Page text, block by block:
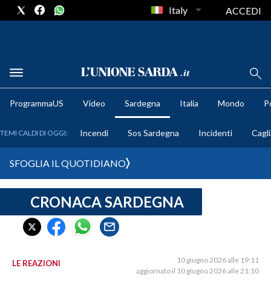
METEO
CRONACA SARDEGNA
CAGLIARI
SULCIS IGLESIENTE
Italy ACCEDI
ProgrammaUS Video Sardegna Italia Mondo
TEMI CALDI DI OGGI: Incendi Sos Sardegna Incidenti
SFOGLIA IL QUOTIDIANO
CRONACA SARDEGNA
LE REAZIONI
10 giugno 2026 alle 19:11
aggiornato il 10 giugno 2026 alle 21:10